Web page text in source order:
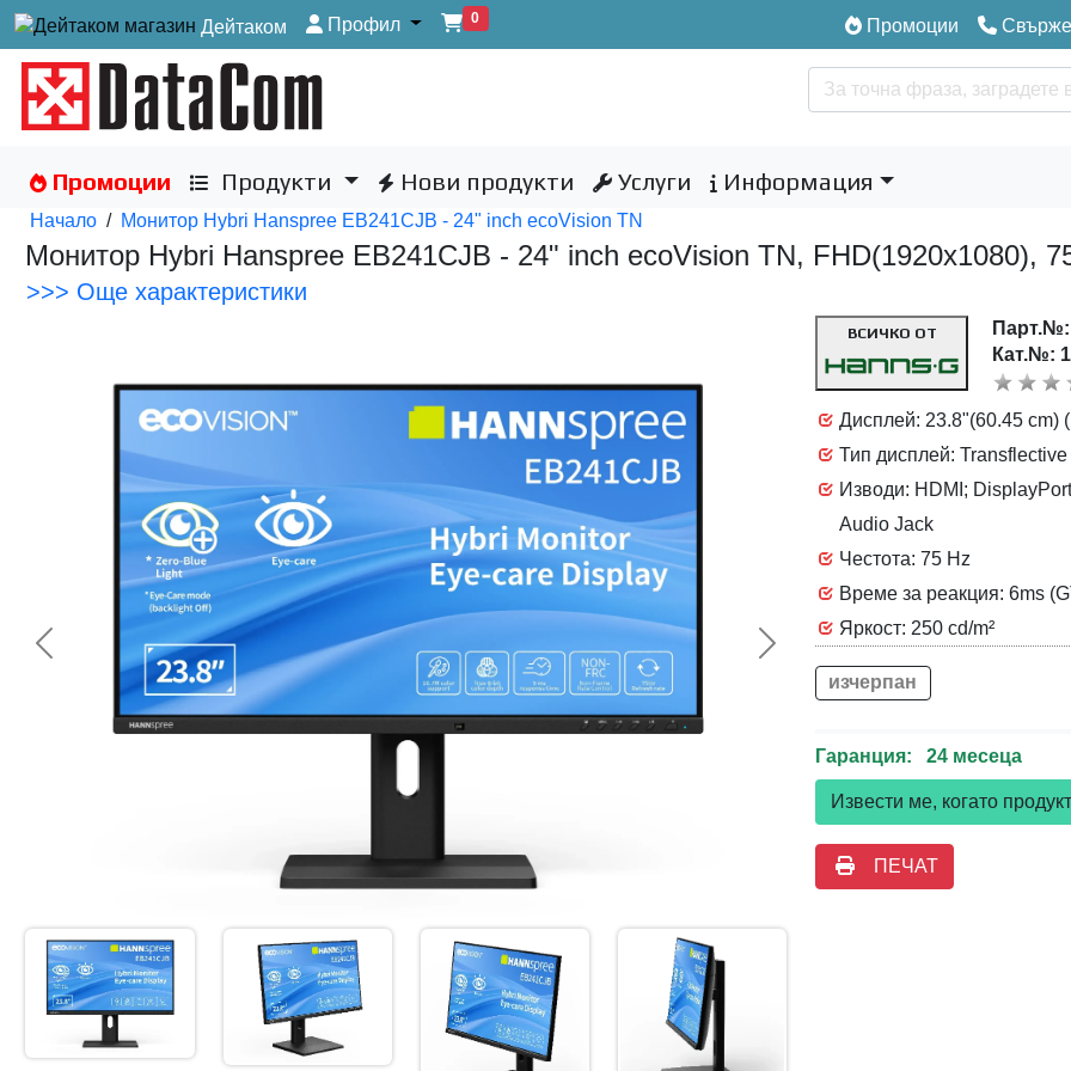
Дейтаком Профил 0 Промоции
Промоции Продукти Нови продукти Услуги Информация
Начало / Монитор Hybri Hanspree EB241CJB - 24" inch ecoVision TN
Монитор Hybri Hanspree EB241CJB - 24" inch ecoVision TN, FHD(1920x1080),
>>> Още характеристики
<< Предишна Следваща >>
ВСИЧКО ОТ Парт.№:
Кат.№:
Дисплей: 23.8"(60.45 cm)
Тип дисплей: Transflective
Изводи: HDMI;
Audio Jack
Честота: 75 Hz
Време за реакция: 6ms
Яркост: 250 cd/m²
изчерпан
Гаранция: 24 месеца
Извести ме, когато
ПЕЧАТ